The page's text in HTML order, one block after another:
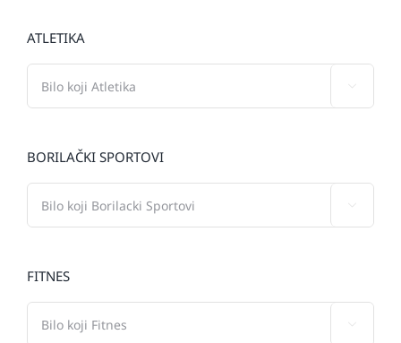
ATLETIKA
BORILAČKI SPORTOVI
FITNES